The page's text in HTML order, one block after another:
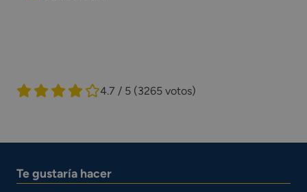
4.7 / 5 (3265 votos)
Te gustaría hacer